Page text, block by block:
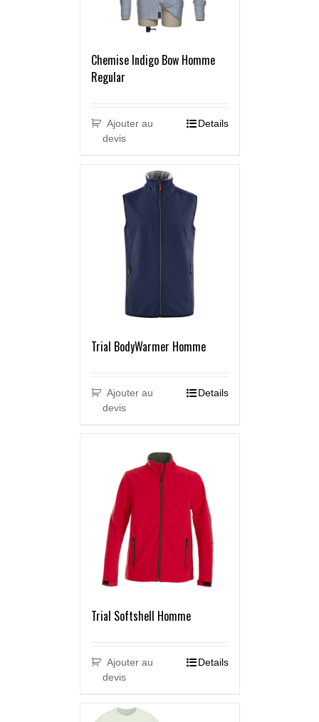
Chemise Indigo Bow Homme
Regular
Ajouter au
devis
Details
Trial BodyWarmer Homme
Ajouter au
devis
Details
Trial Softshell Homme
Ajouter au
devis
Details